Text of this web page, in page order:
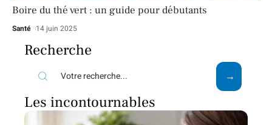
Boire du thé vert : un guide pour débutants
Santé 14 juin 2025
Recherche
Les incontournables